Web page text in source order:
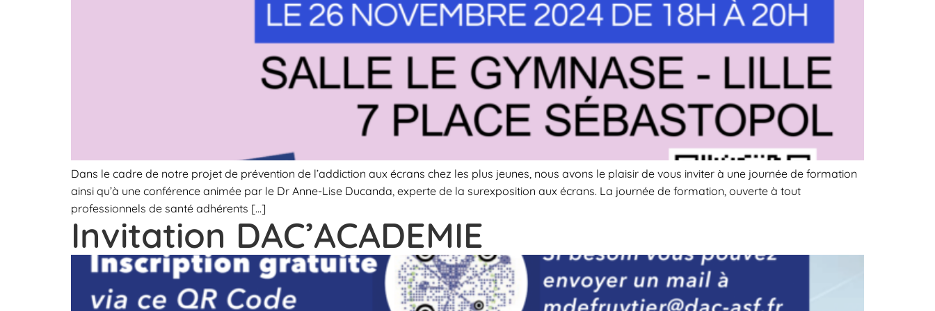
Dans le cadre de notre projet de prévention de l’addiction aux écrans chez les plus jeunes, nous avons le plaisir de vous inviter à une journée de formation
ainsi qu’à une conférence animée par le Dr Anne-Lise Ducanda, experte de la surexposition aux écrans. La journée de formation, ouverte à tout
professionnels de santé adhérents […]
Invitation DAC’ACADEMIE